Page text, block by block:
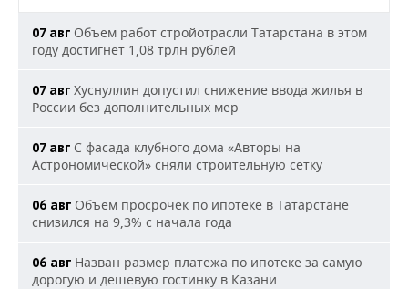
07 авг Объем работ стройотрасли Татарстана в этом
году достигнет 1,08 трлн рублей
07 авг Хуснуллин допустил снижение ввода жилья в
России без дополнительных мер
07 авг С фасада клубного дома «Авторы на
Астрономической» сняли строительную сетку
06 авг Объем просрочек по ипотеке в Татарстане
снизился на 9,3% с начала года
06 авг Назван размер платежа по ипотеке за самую
дорогую и дешевую гостинку в Казани